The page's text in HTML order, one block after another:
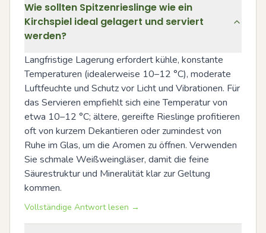
Wie sollten Spitzenrieslinge wie ein
Kirchspiel ideal gelagert und serviert
werden?
Langfristige Lagerung erfordert kühle, konstante
Temperaturen (idealerweise 10–12 °C), moderate
Luftfeuchte und Schutz vor Licht und Vibrationen. Für
das Servieren empfiehlt sich eine Temperatur von
etwa 10–12 °C; ältere, gereifte Rieslinge profitieren
oft von kurzem Dekantieren oder zumindest von
Ruhe im Glas, um die Aromen zu öffnen. Verwenden
Sie schmale Weißweingläser, damit die feine
Säurestruktur und Mineralität klar zur Geltung
kommen.
Vollständige Antwort lesen →